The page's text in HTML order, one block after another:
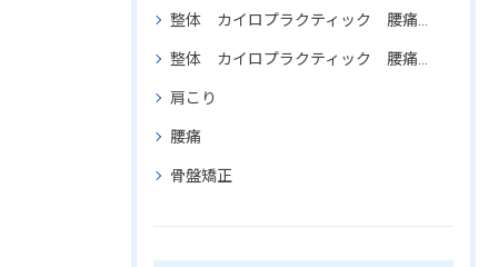
整体 カイロプラクティック 腰痛 肩こり 骨盤矯正 頚椎矯正
整体 カイロプラクティック 腰痛 腰椎関節矯正 骨盤矯正 効果
肩こり
腰痛
骨盤矯正